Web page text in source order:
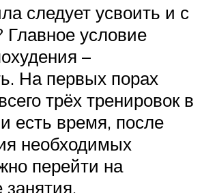
следует усвоить и с
Главное условие
–
На первых порах
трёх тренировок в
есть время, после
необходимых
перейти на